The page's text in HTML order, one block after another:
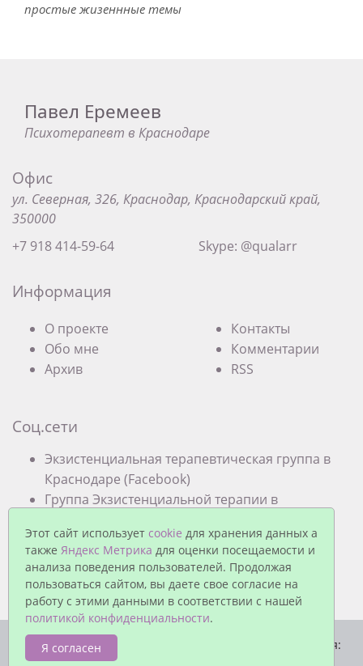
простые жизеннные темы
Павел Еремеев
Психотерапевт в Краснодаре
Офис
ул. Северная, 326, Краснодар, Краснодарский край,
350000
+7 918 414-59-64
Skype: @qualarr
Информация
О проекте
Обо мне
Архив
Контакты
Комментарии
RSS
Соц.сети
Экзистенциальная терапевтическая группа в
Краснодаре (Facebook)
Группа Экзистенциальной терапии в
© Павел Еремеев, 2026. Работает на
| Время:
0.0200 | SQL: 3 | Память: 0.85MB
Этот сайт использует cookie для хранения данных а
также Яндекс Метрика для оценки посещаемости и
анализа поведения пользователей. Продолжая
пользоваться сайтом, вы даете свое согласие на
работу с этими данными в соответствии с нашей
политикой конфиденциальности.
Я согласен